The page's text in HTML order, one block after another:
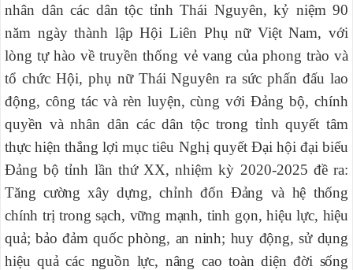
nhân dân các dân tộc tỉnh Thái Nguyên, kỷ niệm 90
năm ngày thành lập Hội Liên Phụ nữ Việt Nam, với
lòng tự hào về truyền thống vẻ vang của phong trào và
tổ chức Hội, phụ nữ Thái Nguyên ra sức phấn đấu lao
động, công tác và rèn luyện, cùng với Đảng bộ, chính
quyền và nhân dân các dân tộc trong tỉnh quyết tâm
thực hiện thắng lợi mục tiêu Nghị quyết Đại hội đại biểu
Đảng bộ tỉnh lần thứ XX, nhiệm kỳ 2020-2025 đề ra:
Tăng cường xây dựng, chỉnh đốn Đảng và hệ thống
chính trị trong sạch, vững mạnh, tinh gọn, hiệu lực, hiệu
quả; bảo đảm quốc phòng, an ninh; huy động, sử dụng
hiệu quả các nguồn lực, nâng cao toàn diện đời sống